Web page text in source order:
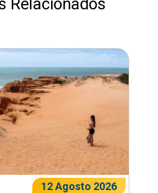
12 Agosto 2026